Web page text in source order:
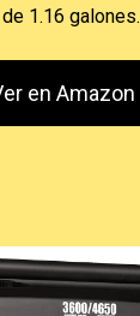
1.16 galones.
en Amazon